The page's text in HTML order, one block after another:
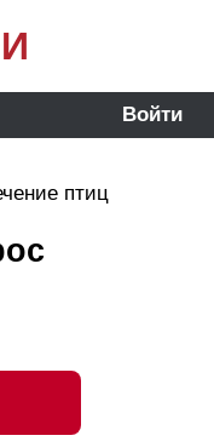
Войти
птиц